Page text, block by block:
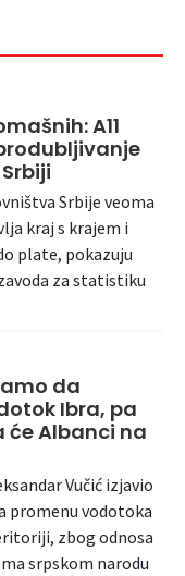
A11
Srbije veoma
kraj s krajem i
plate, pokazuju
za statistiku
da
Ibra, pa
Albanci na
Vučić izjavio
promenu vodotoka
zbog odnosa
srpskom narodu